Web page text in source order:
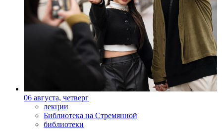
06 августа, четверг
лекции
Библиотека на Стремянной
библиотеки